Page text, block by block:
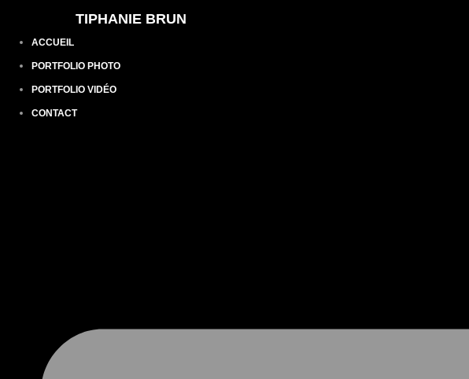
TIPHANIE BRUN
ACCUEIL
PORTFOLIO PHOTO
PORTFOLIO VIDÉO
CONTACT